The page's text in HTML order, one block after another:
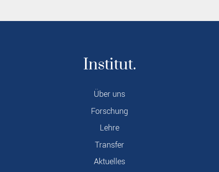
Institut.
Über uns
Forschung
Lehre
Transfer
Aktuelles